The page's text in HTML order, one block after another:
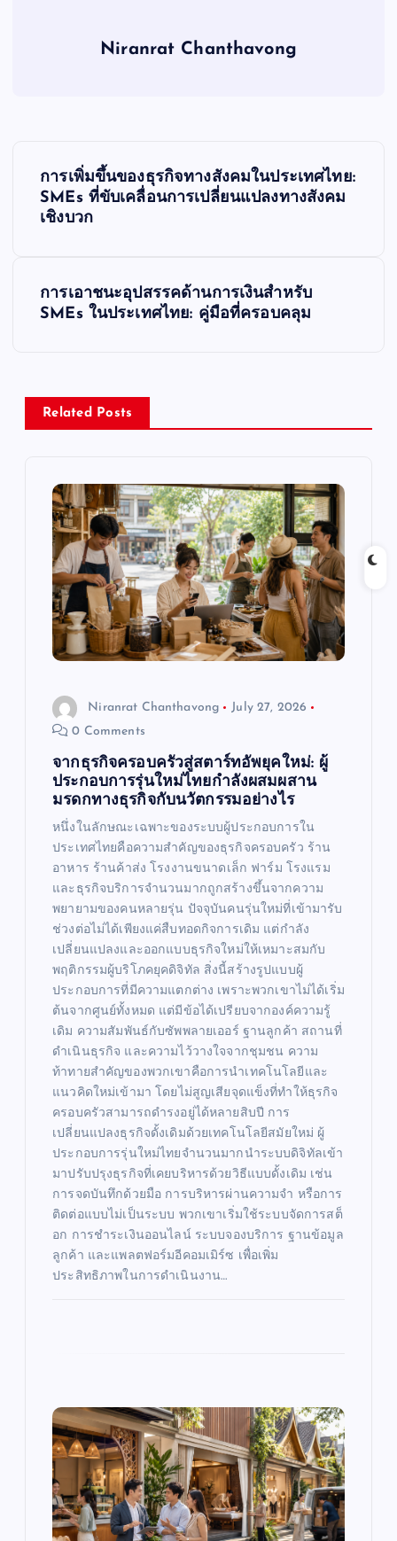
Niranrat Chanthavong
v
การเพิ่มขึ้นของธุรกิจทางสังคมในประเทศไทย:
SMEs ที่ขับเคลื่อนการเปลี่ยนแปลงทางสังคม
เชิงบวก
การเอาชนะอุปสรรคด้านการเงินสำหรับ
SMEs ในประเทศไทย: คู่มือที่ครอบคลุม
Related Posts
Niranrat Chanthavong
July 27, 2026
0 Comments
จากธุรกิจครอบครัวสู่สตาร์ทอัพยุคใหม่: ผู้
ประกอบการรุ่นใหม่ไทยกำลังผสมผสาน
มรดกทางธุรกิจกับนวัตกรรมอย่างไร
หนึ่งในลักษณะเฉพาะของระบบผู้ประกอบการใน
ประเทศไทยคือความสำคัญของธุรกิจครอบครัว ร้าน
อาหาร ร้านค้าส่ง โรงงานขนาดเล็ก ฟาร์ม โรงแรม
และธุรกิจบริการจำนวนมากถูกสร้างขึ้นจากความ
พยายามของคนหลายรุ่น ปัจจุบันคนรุ่นใหม่ที่เข้ามารับ
ช่วงต่อไม่ได้เพียงแค่สืบทอดกิจการเดิม แต่กำลัง
เปลี่ยนแปลงและออกแบบธุรกิจใหม่ให้เหมาะสมกับ
พฤติกรรมผู้บริโภคยุคดิจิทัล สิ่งนี้สร้างรูปแบบผู้
ประกอบการที่มีความแตกต่าง เพราะพวกเขาไม่ได้เริ่ม
ต้นจากศูนย์ทั้งหมด แต่มีข้อได้เปรียบจากองค์ความรู้
เดิม ความสัมพันธ์กับซัพพลายเออร์ ฐานลูกค้า สถานที่
ดำเนินธุรกิจ และความไว้วางใจจากชุมชน ความ
ท้าทายสำคัญของพวกเขาคือการนำเทคโนโลยีและ
แนวคิดใหม่เข้ามา โดยไม่สูญเสียจุดแข็งที่ทำให้ธุรกิจ
ครอบครัวสามารถดำรงอยู่ได้หลายสิบปี การ
เปลี่ยนแปลงธุรกิจดั้งเดิมด้วยเทคโนโลยีสมัยใหม่ ผู้
ประกอบการรุ่นใหม่ไทยจำนวนมากนำระบบดิจิทัลเข้า
มาปรับปรุงธุรกิจที่เคยบริหารด้วยวิธีแบบดั้งเดิม เช่น
การจดบันทึกด้วยมือ การบริหารผ่านความจำ หรือการ
ติดต่อแบบไม่เป็นระบบ พวกเขาเริ่มใช้ระบบจัดการสต็
อก การชำระเงินออนไลน์ ระบบจองบริการ ฐานข้อมูล
ลูกค้า และแพลตฟอร์มอีคอมเมิร์ซ เพื่อเพิ่ม
ประสิทธิภาพในการดำเนินงาน…